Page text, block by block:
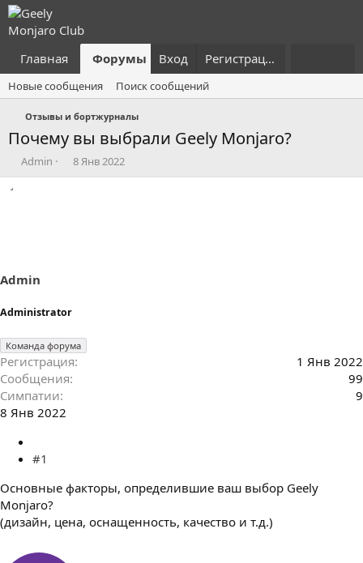
Главная Форумы Что нового?
Вход Регистрация
Новые сообщения Поиск сообщений
Отзывы и бортжурналы
Почему вы выбрали Geely Monjaro?
А
в
ы
Admin
Д
а
8 Янв 2022
Admin
Administrator
Команда форума
Регистрация
1 Янв 2022
Сообщения
99
Симпатии
9
8 Янв 2022
#1
Основные факторы, определившие ваш выбор Geely
Monjaro?
(дизайн, цена, оснащенность, качество и т.д.)